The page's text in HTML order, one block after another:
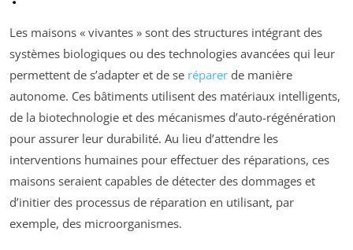
Les maisons « vivantes » sont des structures intégrant des
systèmes biologiques ou des technologies avancées qui leur
permettent de s’adapter et de se réparer de manière
autonome. Ces bâtiments utilisent des matériaux intelligents,
de la biotechnologie et des mécanismes d’auto-régénération
pour assurer leur durabilité. Au lieu d’attendre les
interventions humaines pour effectuer des réparations, ces
maisons seraient capables de détecter des dommages et
d’initier des processus de réparation en utilisant, par
exemple, des microorganismes.